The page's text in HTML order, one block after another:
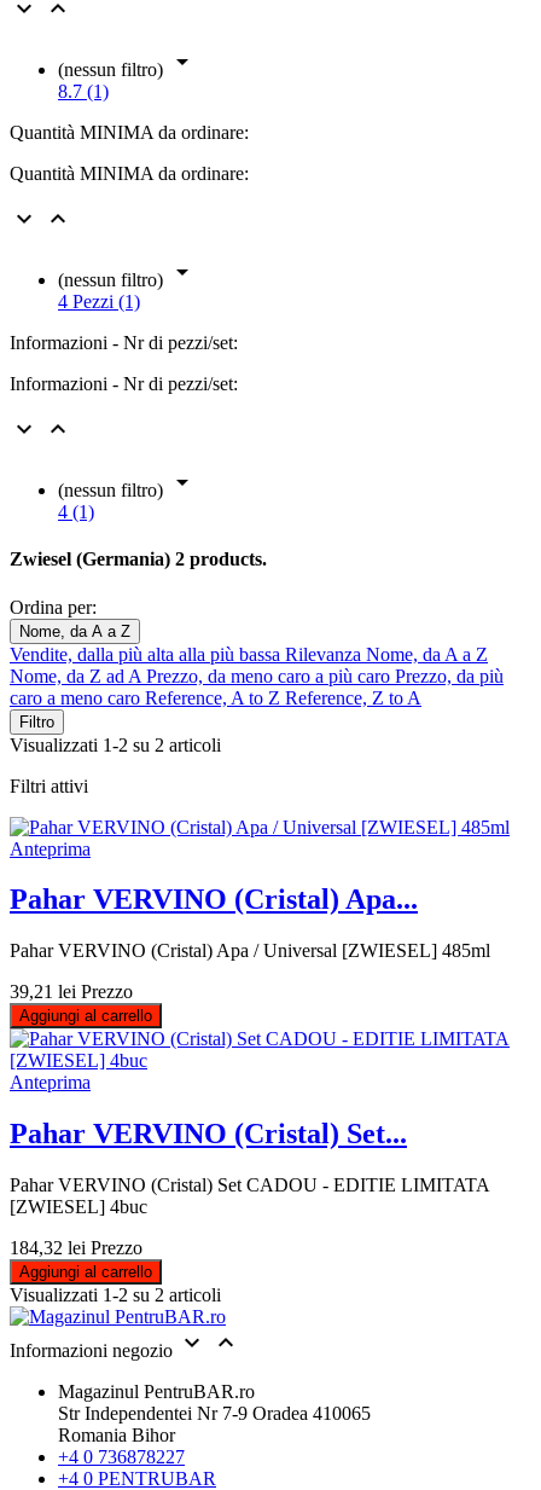
 
(nessun filtro) 
8.7 (1)
Quantità MINIMA da ordinare:
Quantità MINIMA da ordinare:
 
(nessun filtro) 
4 Pezzi (1)
Informazioni - Nr di pezzi/set:
Informazioni - Nr di pezzi/set:
 
(nessun filtro) 
4 (1)
Zwiesel (Germania) 2 products.
Ordina per:
Nome, da A a Z
Vendite, dalla più alta alla più bassa Rilevanza Nome, da A a Z
Nome, da Z ad A Prezzo, da meno caro a più caro Prezzo, da più
caro a meno caro Reference, A to Z Reference, Z to A
Filtro
Visualizzati 1-2 su 2 articoli
Filtri attivi
Anteprima
Pahar VERVINO (Cristal) Apa...
Pahar VERVINO (Cristal) Apa / Universal [ZWIESEL] 485ml
39,21 lei Prezzo
Aggiungi al carrello
Anteprima
Pahar VERVINO (Cristal) Set...
Pahar VERVINO (Cristal) Set CADOU - EDITIE LIMITATA
[ZWIESEL] 4buc
184,32 lei Prezzo
Aggiungi al carrello
Visualizzati 1-2 su 2 articoli
Informazioni negozio  
Magazinul PentruBAR.ro
Str Independentei Nr 7-9 Oradea 410065
Romania Bihor
+4 0 736878227
+4 0 PENTRUBAR